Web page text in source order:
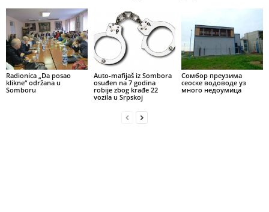
Radionica „Da posao
klikne“ održana u
Somboru
Auto-mafijaš iz Sombora
osuđen na 7 godina
robije zbog krađe 22
vozila u Srpskoj
Сомбор преузима
сеоске водоводе уз
много недоумица